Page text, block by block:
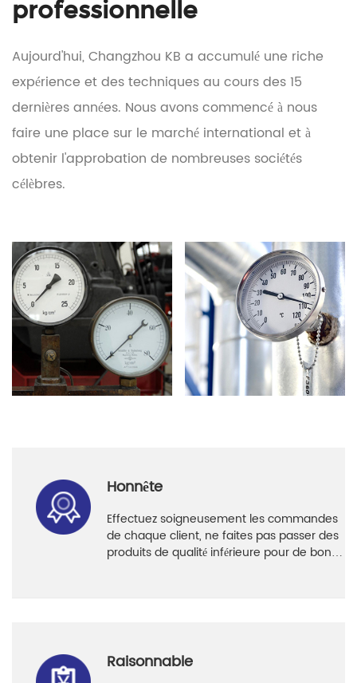
professionnelle
Aujourd'hui, Changzhou KB a accumulé une riche
expérience et des techniques au cours des 15
dernières années. Nous avons commencé à nous
faire une place sur le marché international et à
obtenir l'approbation de nombreuses sociétés
célèbres.
Honnête
Effectuez soigneusement les commandes
de chaque client, ne faites pas passer des
produits de qualité inférieure pour de bons
Raisonnable